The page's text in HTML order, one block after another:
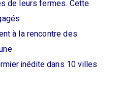
de leurs fermes. Cette
à la rencontre des
inédite dans 10 villes